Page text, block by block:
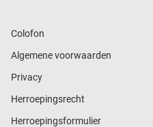
Colofon
Algemene voorwaarden
Privacy
Herroepingsrecht
Herroepingsformulier